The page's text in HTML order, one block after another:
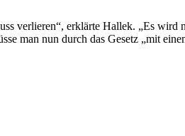
verlieren“, erklärte Hallek. „Es wird
man nun durch das Gesetz „mit